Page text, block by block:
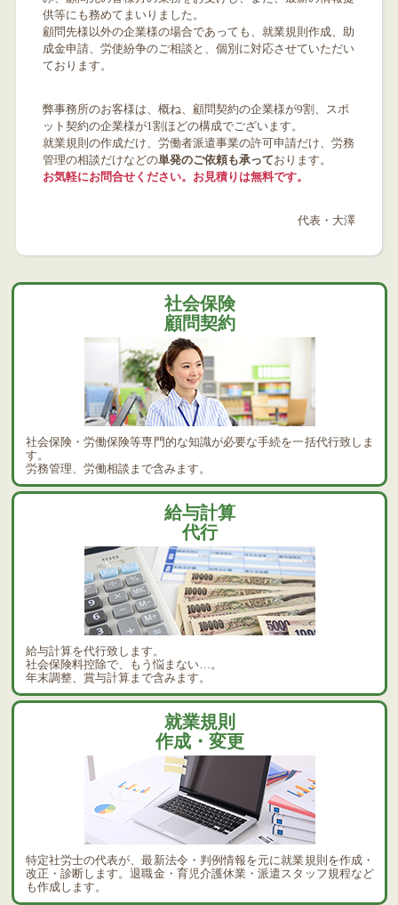
供等にも務めてまいりました。
顧問先様以外の企業様の場合であっても、就業規則作成、助
成金申請、労使紛争のご相談と、個別に対応させていただい
ております。
弊事務所のお客様は、概ね、顧問契約の企業様が9割、スポ
ット契約の企業様が1割ほどの構成でございます。
就業規則の作成だけ、労働者派遣事業の許可申請だけ、労務
管理の相談だけなどの単発のご依頼も承っております。
お気軽にお問合せください。お見積りは無料です。
代表・大澤
社会保険
顧問契約
社会保険・労働保険等専門的な知識が必要な手続を一括代行致しま
す。
労務管理、労働相談まで含みます。
給与計算
代行
給与計算を代行致します。
社会保険料控除で、もう悩まない…。
年末調整、賞与計算まで含みます。
就業規則
作成・変更
特定社労士の代表が、最新法令・判例情報を元に就業規則を作成・
改正・診断します。退職金・育児介護休業・派遣スタッフ規程など
も作成します。